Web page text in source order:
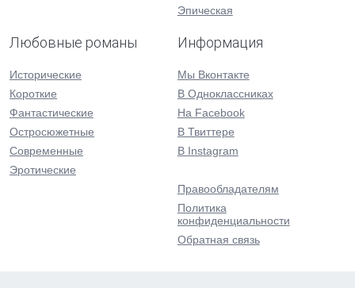
Эпическая
Любовные романы
Исторические
Короткие
Фантастические
Остросюжетные
Современные
Эротические
Информация
Мы Вконтакте
В Одноклассниках
На Facebook
В Твиттере
В Instagram
Правообладателям
Политика
конфиденциальности
Обратная связь